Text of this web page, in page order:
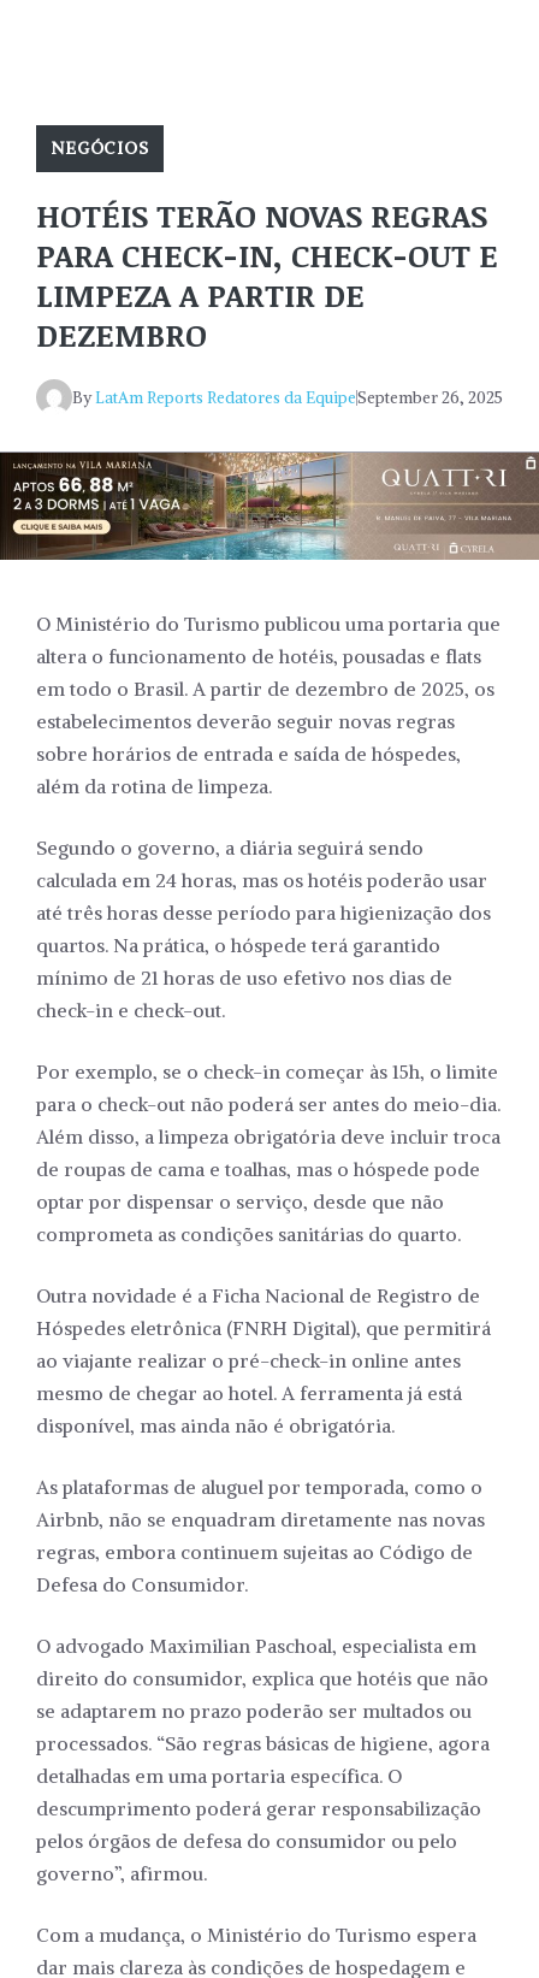
NEGÓCIOS
HOTÉIS TERÃO NOVAS REGRAS
PARA CHECK-IN, CHECK-OUT E
LIMPEZA A PARTIR DE
DEZEMBRO
ByLatAm Reports Redatores da EquipeSeptember 26, 2025
O Ministério do Turismo publicou uma portaria que
altera o funcionamento de hotéis, pousadas e flats
em todo o Brasil. A partir de dezembro de 2025, os
estabelecimentos deverão seguir novas regras
sobre horários de entrada e saída de hóspedes,
além da rotina de limpeza.
Segundo o governo, a diária seguirá sendo
calculada em 24 horas, mas os hotéis poderão usar
até três horas desse período para higienização dos
quartos. Na prática, o hóspede terá garantido
mínimo de 21 horas de uso efetivo nos dias de
check-in e check-out.
Por exemplo, se o check-in começar às 15h, o limite
para o check-out não poderá ser antes do meio-dia.
Além disso, a limpeza obrigatória deve incluir troca
de roupas de cama e toalhas, mas o hóspede pode
optar por dispensar o serviço, desde que não
comprometa as condições sanitárias do quarto.
Outra novidade é a Ficha Nacional de Registro de
Hóspedes eletrônica (FNRH Digital), que permitirá
ao viajante realizar o pré-check-in online antes
mesmo de chegar ao hotel. A ferramenta já está
disponível, mas ainda não é obrigatória.
As plataformas de aluguel por temporada, como o
Airbnb, não se enquadram diretamente nas novas
regras, embora continuem sujeitas ao Código de
Defesa do Consumidor.
O advogado Maximilian Paschoal, especialista em
direito do consumidor, explica que hotéis que não
se adaptarem no prazo poderão ser multados ou
processados. “São regras básicas de higiene, agora
detalhadas em uma portaria específica. O
descumprimento poderá gerar responsabilização
pelos órgãos de defesa do consumidor ou pelo
governo”, afirmou.
Com a mudança, o Ministério do Turismo espera
dar mais clareza às condições de hospedagem e